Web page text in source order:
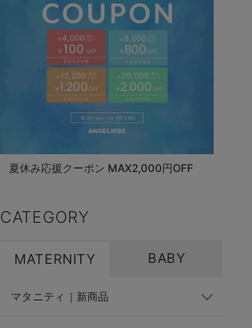
夏休み応援クーポン MAX2,000円OFF
CATEGORY
MATERNITY BABY
マタニティ｜新商品